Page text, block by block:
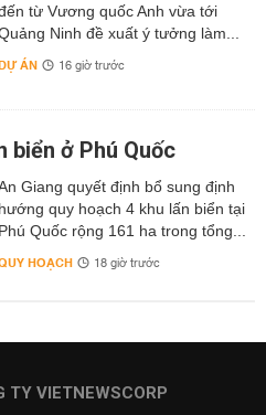
từ Vương quốc Anh vừa tới
Ninh đề xuất ý tưởng làm...
ÁN 16 giờ trước
biển ở Phú Quốc
Giang quyết định bổ sung định
hướng quy hoạch 4 khu lấn biển tại
Phú Quốc rộng 161 ha trong tổng...
HOẠCH 18 giờ trước
VIETNEWSCORP